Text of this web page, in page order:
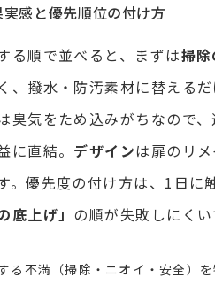
感と優先順位の付け方
る順で並べると、まずは掃
、撥水・防汚素材に替える
臭気をため込みがちなので
に直結。 デザインは扉のリ
。優先度の付け方は、1日に
上げ」 の順が失敗しにく
る不満（掃除・ニオイ・安全）を